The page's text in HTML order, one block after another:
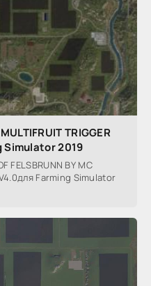
TRIGGER
Simulator 2019
FELSBRUNN BY MC
V4.0для Farming Simulator